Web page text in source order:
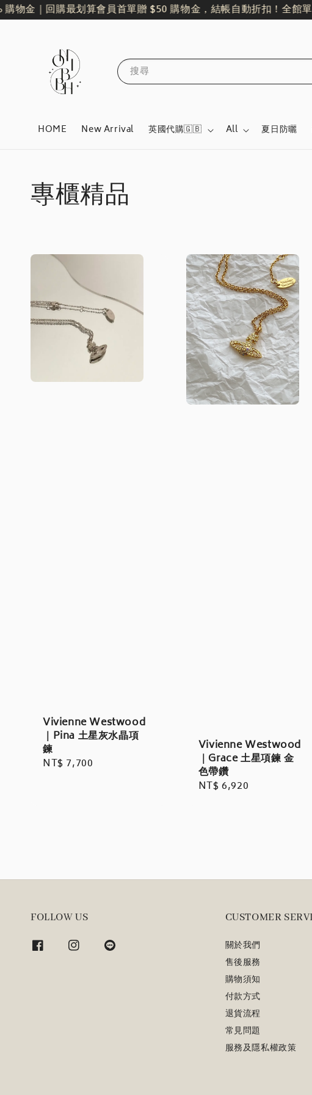
物金｜回購最划算會員首單贈 $50 購物金，結帳自動折扣！ 全館單
搜尋
HOME New Arrival 英國代購🇬🇧 All 夏日防曬
專櫃精品
Vivienne Westwood
｜Pina 土星灰水晶項
鍊
Regular
NT$ 7,700
Vivienne Westwood
｜Grace 土星項鍊 金
色帶鑽
Regular
NT$ 6,920
FOLLOW US CUSTOMER
關於我們
售後服務
購物須知
付款方式
退貨流程
常見問題
服務及隱私權政策